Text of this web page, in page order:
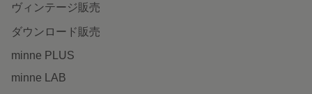
ヴィンテージ販売
ダウンロード販売
minne PLUS
minne LAB